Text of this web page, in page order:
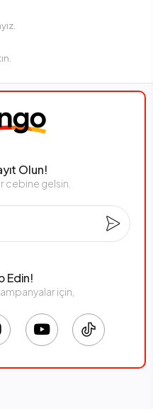
Olun!
cebine gelsin.
Edin!
için,